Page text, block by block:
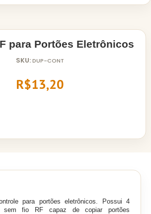
para Portões Eletrônicos
SKU:DUP-CONT
R$13,20
para portões eletrônicos. Possui 4
sem fio RF capaz de copiar portões